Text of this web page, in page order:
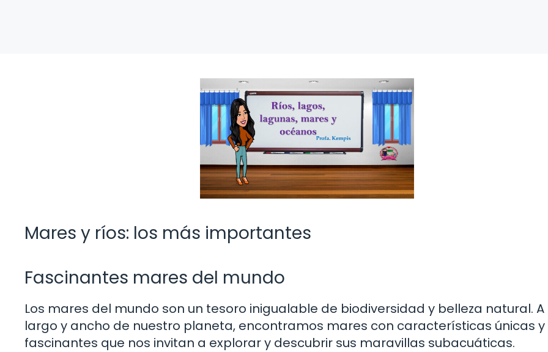
Mares y ríos: los más importantes
Fascinantes mares del mundo
Los mares del mundo son un tesoro inigualable de biodiversidad y belleza natural. A
largo y ancho de nuestro planeta, encontramos mares con características únicas y
fascinantes que nos invitan a explorar y descubrir sus maravillas subacuáticas.